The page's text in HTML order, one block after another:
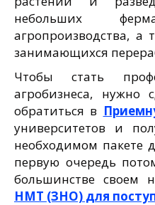
небольших
агропроизводства, а
занимающихся
Чтобы стать
агробизнеса, нужно
обратиться в
университетов и
необходимом пакете
первую очередь
большинстве своем
НМТ (ЗНО) для